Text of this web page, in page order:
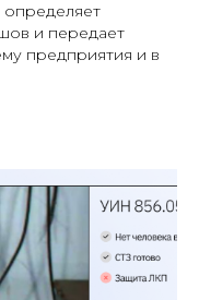
определяет
и передает
предприятия и в